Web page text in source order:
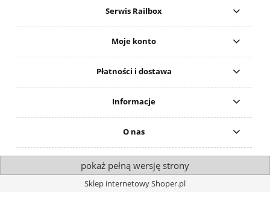
Serwis Railbox
Moje konto
Płatności i dostawa
Informacje
O nas
pokaż pełną wersję strony
Sklep internetowy Shoper.pl